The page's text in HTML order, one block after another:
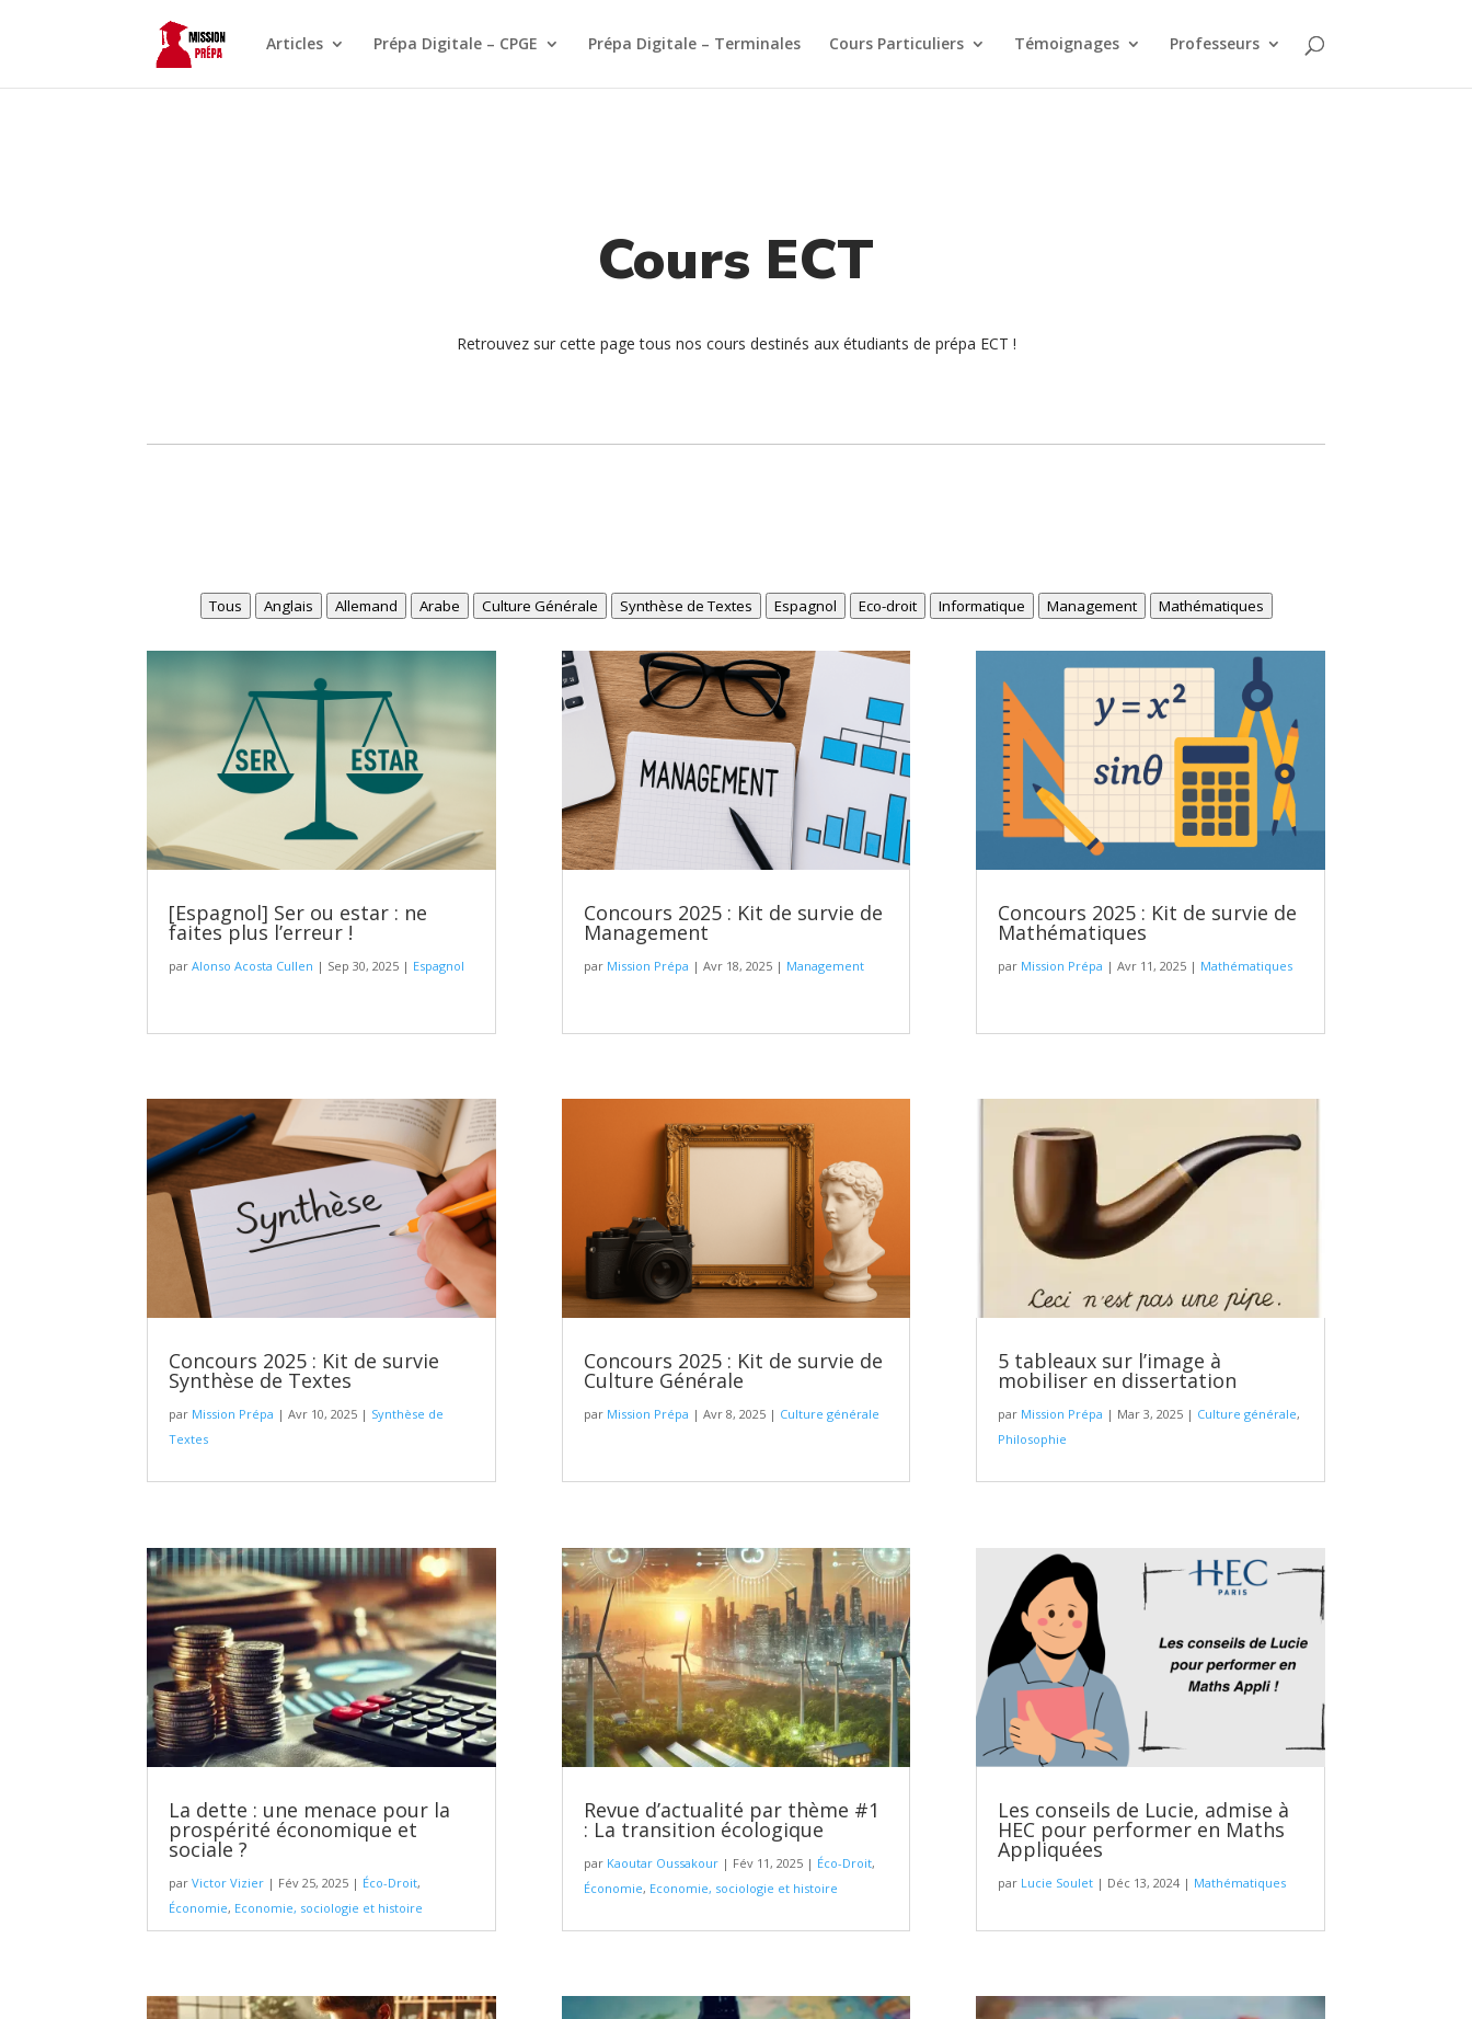
Articles Prépa Digitale – CPGE Prépa Digitale – Terminales Cours Particuliers Témoignages Professeurs
Cours ECT
Retrouvez sur cette page tous nos cours destinés aux étudiants de prépa ECT !
Tous Anglais Allemand Arabe Culture Générale Synthèse de Textes Espagnol Eco-droit Informatique Management Mathématiques
[Espagnol] Ser ou estar : ne
faites plus l’erreur !
parAlonso Acosta Cullen | Sep 30, 2025 | Espagnol
Concours 2025 : Kit de survie
Synthèse de Textes
par Mission Prépa |Avr 10, 2025 | Synthèse de
Textes
La dette : une menace pour la
prospérité économique et
sociale ?
parVictor Vizier | Fév 25, 2025 | Éco-Droit,
Économie, Economie, sociologie et histoire
Concours 2025 : Kit de survie de
Management
par Mission Prépa | Avr 18, 2025| Management
Concours 2025 : Kit de survie de
Culture Générale
par Mission Prépa | Avr 8, 2025| Culture générale
Revue d’actualité par thème #1
: La transition écologique
par Kaoutar Oussakour| Fév 11, 2025| Éco-Droit,
Économie, Economie, sociologie et histoire
Concours 2025 : Kit de survie de
Mathématiques
par Mission Prépa | Avr 11, 2025| Mathématiques
5 tableaux sur l’image à
mobiliser en dissertation
par Mission Prépa | Mar 3, 2025| Culture générale,
Philosophie
Les conseils de Lucie, admise à
HEC pour performer en Maths
Appliquées
par Lucie Soulet| Déc 13, 2024| Mathématiques